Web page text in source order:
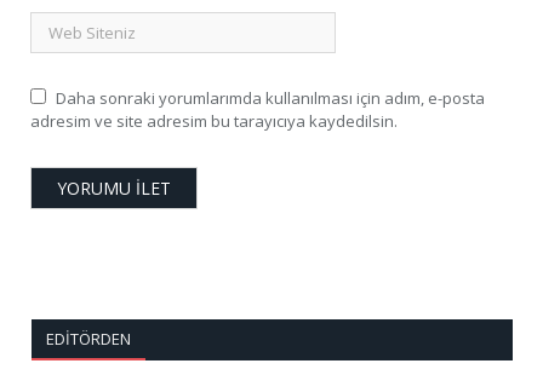
Daha sonraki yorumlarımda kullanılması için adım, e-posta
adresim ve site adresim bu tarayıcıya kaydedilsin.
EDITÖRDEN